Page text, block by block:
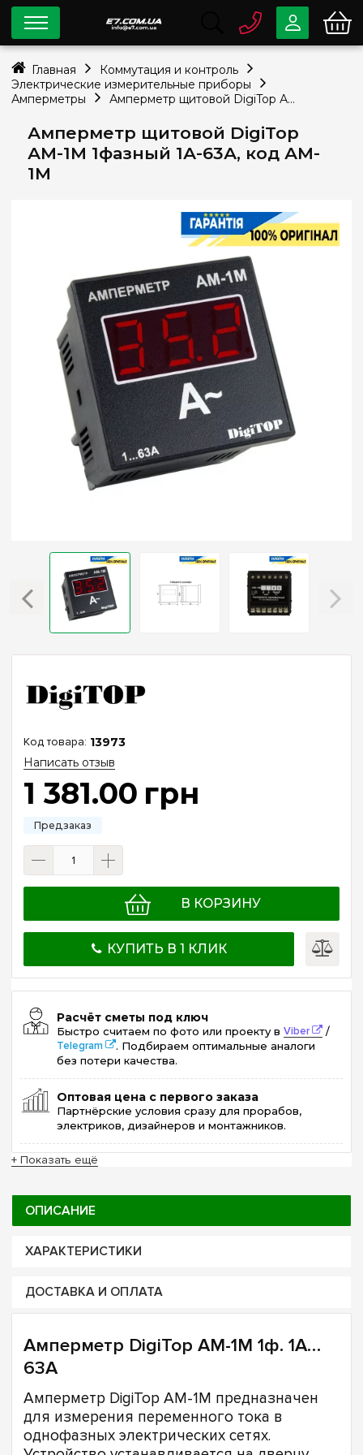
Амперметр щитовой DigiTop
АМ-1М 1фазный 1А-63А, код АM-
1M
13973
Написать отзыв
1 381.00 грн
В КОРЗИНУ
КУПИТЬ В 1 КЛИК
Расчёт сметы под ключ
Быстро считаем по фото или проекту в Viber
/
Telegram
. Подбираем оптимальные аналоги
без потери качества.
Оптовая цена с первого заказа
Партнёрские условия сразу для прорабов,
электриков, дизайнеров и монтажников.
+ Показать ещё
ОПИСАНИЕ
ХАРАКТЕРИСТИКИ
ДОСТАВКА И ОПЛАТА
Амперметр DigiTop АМ-1М 1ф. 1А…
63А
Амперметр DigiTop АМ-1М предназначен
для измерения переменного тока в
однофазных электрических сетях.
0 80033-63-07
Бесплатно
info@e7.com.ua
334-79-78
Viber Telegram
Главная
Коммутация и контроль
Электрические измерительные приборы
Амперметры
Амперметр щитовой DigiTop АМ-1М 1фазный 1А-63А, код АM-1M